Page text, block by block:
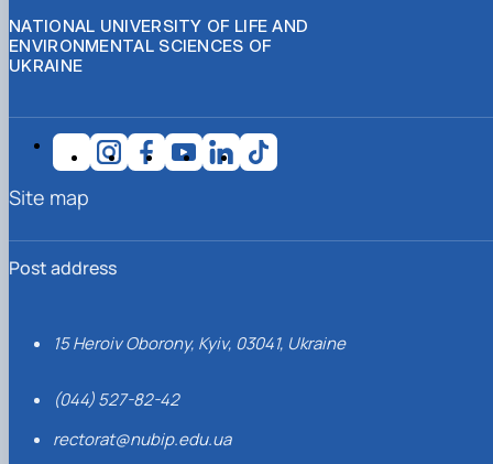
NATIONAL UNIVERSITY OF LIFE AND
ENVIRONMENTAL SCIENCES OF
UKRAINE
Post address
15 Heroiv Oborony, Kyiv, 03041, Ukraine
(044) 527-82-42
rectorat@nubip.edu.ua
Site map